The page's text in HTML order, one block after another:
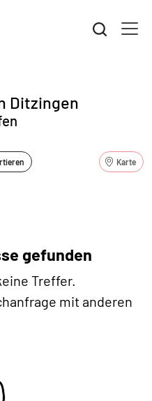
Ditzingen
Karte
gefunden
Treffer.
mit anderen